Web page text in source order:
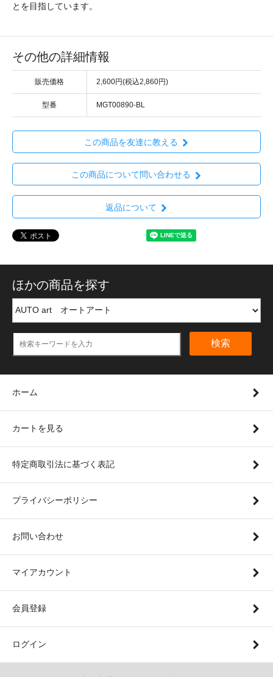
とを目指しています。
その他の詳細情報
販売価格 2,600円(税込2,860円)
型番 MGT00890-BL
この商品を友達に教える
この商品について問い合わせる
返品について
ほかの商品を探す
検索
ホーム
カートを見る
特定商取引法に基づく表記
プライバシーポリシー
お問い合わせ
マイアカウント
会員登録
ログイン